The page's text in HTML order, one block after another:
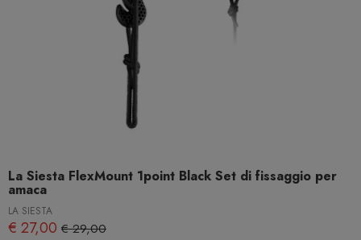
La Siesta FlexMount 1point Black Set di fissaggio per
amaca
LA SIESTA
€ 27,00 € 29,00